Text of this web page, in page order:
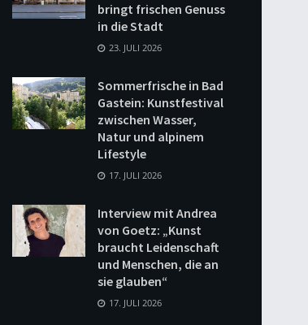
bringt frischen Genuss
in die Stadt
23. JULI 2026
Sommerfrische in Bad
Gastein: Kunstfestival
zwischen Wasser,
Natur und alpinem
Lifestyle
17. JULI 2026
Interview mit Andrea
von Goetz: „Kunst
braucht Leidenschaft
und Menschen, die an
sie glauben“
17. JULI 2026